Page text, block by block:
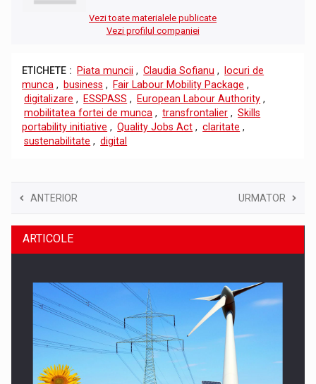
Vezi toate materialele publicate
Vezi profilul companiei
ETICHETE : Piata muncii , Claudia Sofianu ,
locuri de
munca , business , Fair Labour Mobility Package ,
digitalizare , ESSPASS , European Labour Authority ,
mobilitatea fortei de munca , transfrontalier , Skills
portability initiative , Quality Jobs Act , claritate ,
sustenabilitate , digital
ANTERIOR URMATOR
ARTICOLE